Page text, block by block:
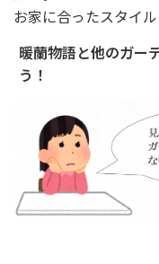
受付時間
お家に合ったスタイル
暖蘭物語と他のガー
う！